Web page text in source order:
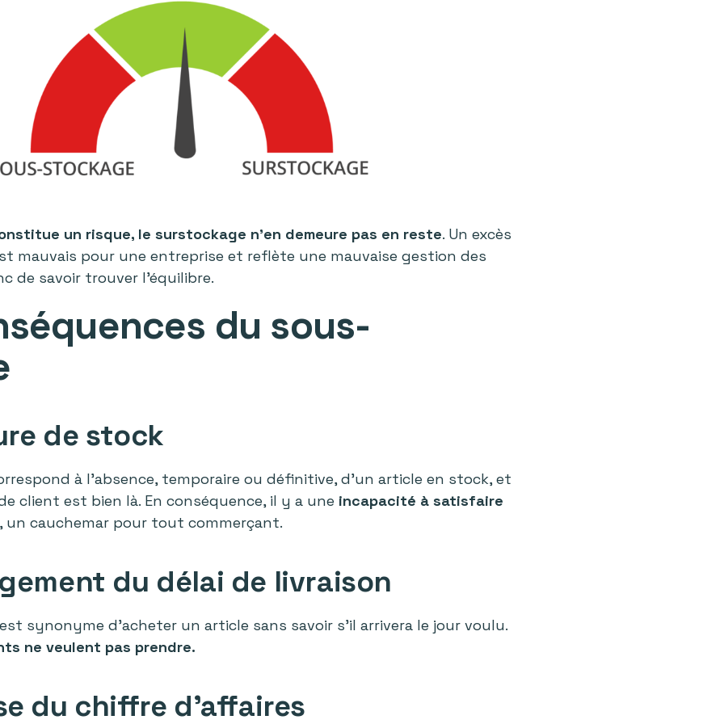
un risque, le surstockage n’en demeure pas en reste. Un excès
mauvais pour une entreprise et reflète une mauvaise gestion des
de savoir trouver l’équilibre.
du sous-
de stock
à l’absence, temporaire ou définitive, d’un article en stock, et
client est bien là. En conséquence, il y a une incapacité à satisfaire
, un cauchemar pour tout commerçant.
du délai de livraison
synonyme d’acheter un article sans savoir s'il arrivera le jour voulu.
ne veulent pas prendre.
du chiffre d’affaires